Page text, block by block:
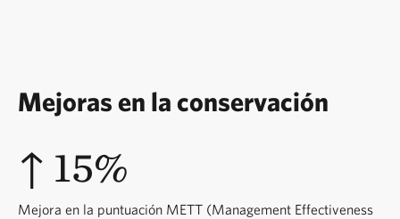
Mejoras en la conservación
↑ 15%
Mejora en la puntuación METT (Management Effectiveness